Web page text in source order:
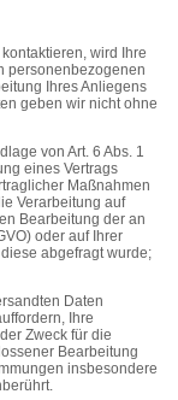
wird Ihre
personenbezogenen
Ihres Anliegens
geben wir nicht ohne
von Art. 6 Abs. 1
eines Vertrags
Maßnahmen
Verarbeitung auf
Bearbeitung der an
oder auf Ihrer
abgefragt wurde;
Daten
Ihre
Zweck für die
Bearbeitung
insbesondere